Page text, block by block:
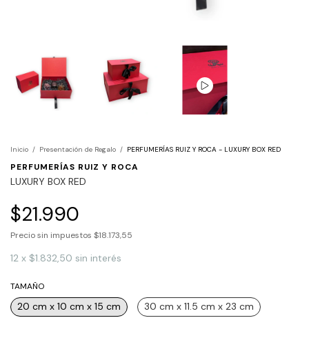
Inicio / Presentación de Regalo / PERFUMERÍAS RUIZ Y ROCA - LUXURY BOX RED
PERFUMERÍAS RUIZ Y ROCA
LUXURY BOX RED
$21.990
Precio sin impuestos $18.173,55
12 x $1.832,50 sin interés
TAMAÑO
20 cm x 10 cm x 15 cm 30 cm x 11.5 cm x 23 cm